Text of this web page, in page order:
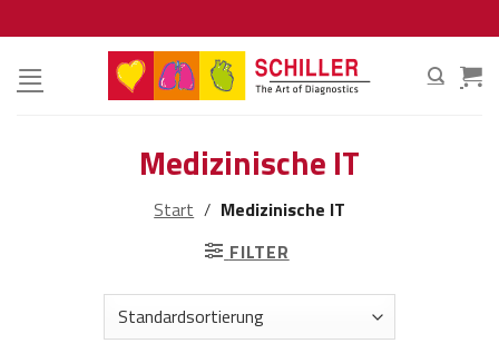
Inhalt
springen
Medizinische IT
Start / Medizinische IT
FILTER